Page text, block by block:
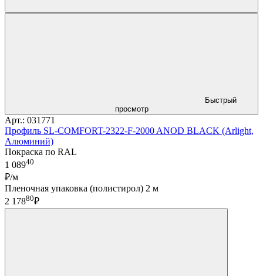
Быстрый
просмотр
Арт.: 031771
Профиль SL-COMFORT-2322-F-2000 ANOD BLACK (Arlight,
Алюминий)
Покраска по RAL
1 08940
₽/м
Пленочная упаковка (полистирол) 2 м
2 17880₽